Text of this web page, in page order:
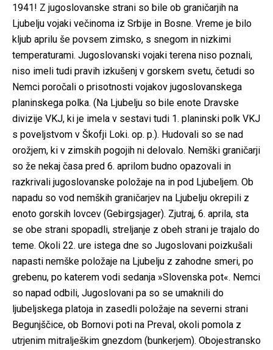
1941! Z jugoslovanske strani so bile ob graničarjih na
Ljubelju vojaki večinoma iz Srbije in Bosne. Vreme je bilo
kljub aprilu še povsem zimsko, s snegom in nizkimi
temperaturami. Jugoslovanski vojaki terena niso poznali,
niso imeli tudi pravih izkušenj v gorskem svetu, četudi so
Nemci poročali o prisotnosti vojakov jugoslovanskega
planinskega polka. (Na Ljubelju so bile enote Dravske
divizije VKJ, ki je imela v sestavi tudi 1. planinski polk VKJ
s poveljstvom v Škofji Loki. op. p.). Hudovali so se nad
orožjem, ki v zimskih pogojih ni delovalo. Nemški graničarji
so že nekaj časa pred 6. aprilom budno opazovali in
razkrivali jugoslovanske položaje na in pod Ljubeljem. Ob
napadu so vod nemških graničarjev na Ljubelju okrepili z
enoto gorskih lovcev (Gebirgsjager). Zjutraj, 6. aprila, sta
se obe strani spopadli, streljanje z obeh strani je trajalo do
teme. Okoli 22. ure istega dne so Jugoslovani poizkušali
napasti nemške položaje na Ljubelju z zahodne smeri, po
grebenu, po katerem vodi sedanja »Slovenska pot«. Nemci
so napad odbili, Jugoslovani pa so se umaknili do
ljubeljskega platoja in zasedli položaje na severni strani
Begunjščice, ob Bornovi poti na Preval, okoli pomola z
utrjenim mitralješkim gnezdom (bunkerjem). Obojestransko